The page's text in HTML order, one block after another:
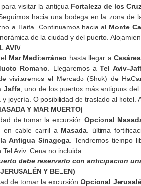
para visitar la antigua Fortaleza de los
Seguimos hacia una bodega en la zona de
a Haifa. Continuamos hacia al Monte
de la ciudad y del puerto.
AVIV
Mar Mediterráneo hasta llegar a
Romano . Llegaremos aTel Aviv-
visitaremos el Mercado (Shuk) de
Jaffa, uno de los puertos más antiguos
joyería. O posibilidad de traslado al hotel.
Y MAR MUERTO)
de tomar la excursión Opcional
en cable carril a Masada, última
Antigua Sinagoga. Tendremos tiempo
Aviv. Cena no incluida.
debe reservarlo con anticipación
Y BELEN)
de tomar la excursiónOpcional